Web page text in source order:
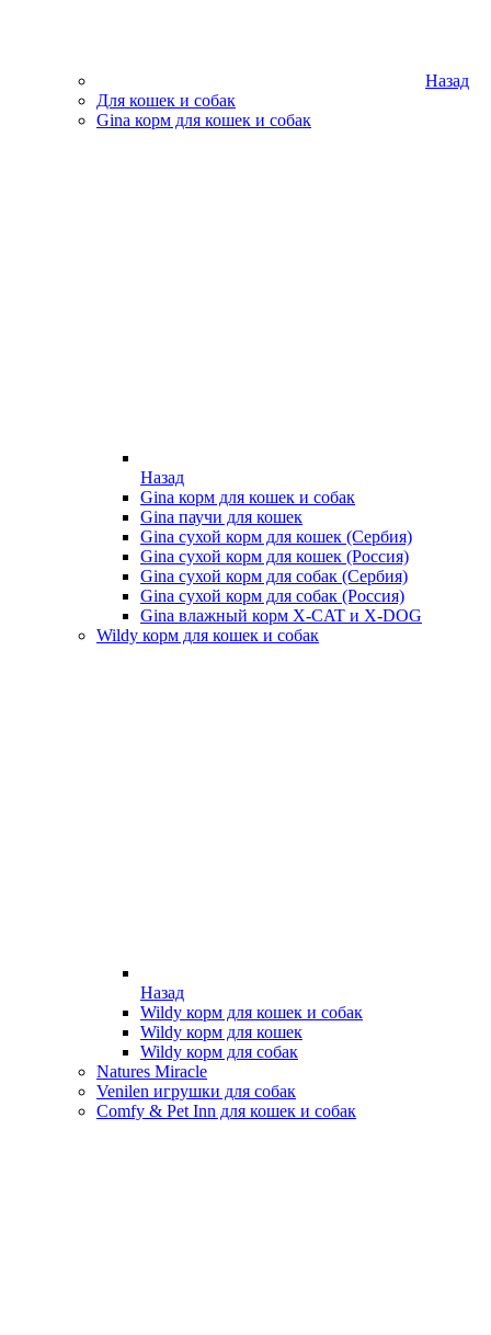
Назад
Для кошек и собак
Gina корм для кошек и собак
Назад
Gina корм для кошек и собак
Gina паучи для кошек
Gina сухой корм для кошек (Сербия)
Gina сухой корм для кошек (Россия)
Gina сухой корм для собак (Сербия)
Gina сухой корм для собак (Россия)
Gina влажный корм X-CAT и X-DOG
Wildy корм для кошек и собак
Назад
Wildy корм для кошек и собак
Wildy корм для кошек
Wildy корм для собак
Natures Miracle
Venilen игрушки для собак
Comfy & Pet Inn для кошек и собак